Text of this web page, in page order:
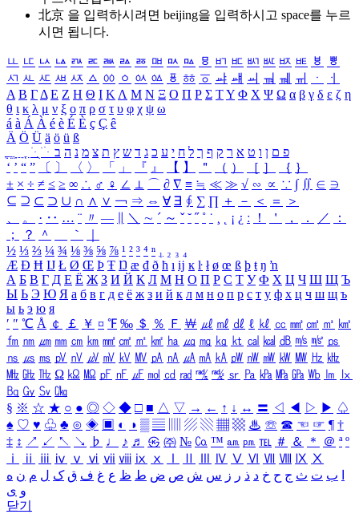
北京 을 입력하시려면 beijing을 입력하시고 space를 누르
시면 됩니다.
ㅥ ㅦ ㅧ ㅨ ㅩ ㅪ ㅫ ㅬ ㅭ ㅮ ㅯ ㅰ ㅱ ㅲ ㅳ ㅴ ㅵ ㅶ ㅷ ㅸ
ㅹ
ㅺ ㅻ ㅼ ㅽ ㅾ ㅿ ㆀ ㆁ ㆂ ㆃ ㆄ ㆅ ㆆ ㆇ ㆈ ㆉ ㆊ ㆋ ㆌ ㆍ
ㆎ
Α Β ΓΔ Ε Ζ Η Θ Ι ΚΛ Μ Ν Ξ Ο Π Ρ Σ ΤΥ Φ Χ Ψ Ω α β γ δ ε ζ η
θ ι κ λ μ ν ξ ο π ρ σ τ υ φ χ ψ ω
á à Á À é è É È ç Ç ê
Ä Ö Ü ä ö ü ß
ִֶֹ ֻּ ׁׂ פ ם ן ו ט א ר ק ף ך ל ח י ע כ ג ד ש ץ ת צ מ נ ה ב
‘ ’ “ ” 〔 〕 〈 〉 「 」 『 』 【 】 ＂ （ ） ［ ］ ｛ ｝
± × ÷ ≠ ≤ ≥ ∞ ∴ ♂ ♀ ∠ ⊥ ⌒ ∂ ∇ ≡ ≒ ≪ ≫ √ ∽ ∝ ∵ ∫ ∬ ∈ ∋
⊆ ⊇ ⊂ ⊃ ∪ ∩ ∧ ∨ ￢ ⇒ ⇔ ∀ ∃ ∮ ∑ ∏ ＋ － ＜ ＝
＞
、
。 · ‥ … ¨ 〃 ― ＼ ∼ ´ ～ ˇ ˘ ˝ ˚ ˙ ¸ ¡ ¿ ː ！ ＇ ， ． ／
：
；
？ ＾ ｀
½ ⅓ ⅔ ¼ ¾ ⅛ ⅜ ⅝ ⅞ ¹ ² ³ ⁴ ⁿ ₁ ₂ ₃ ₄
Æ Ð Ħ Ĳ Ł Ø Œ Þ Ŧ Ŋ æ đ ð ħ ı ĳ ĸ ŀ ł ø œ ß þ ŧ ŋ ŉ
А Б В Г Д Е Ё Ж З И Й К Л М Н О П Р С Т У Ф Х Ц Ч Ш Щ Ъ
Ы Ь Э Ю Я а б в г д е ё ж з и й к л м н о п р с т у ф х ц ч ш щ ъ
ы ь э ю я
′ ″ ℃ Å ￠ ￡ ￥ ¤ ℉ ‰ ＄ ％ Ｆ ￦ ㎕ ㎖ ㎗ ℓ ㎘ ㏄ ㎣ ㎤ ㎥ ㎦
㎙ ㎚ ㎛ ㎜ ㎝ ㎞ ㎟ ㎠ ㎡ ㎢ ㏊ ㎍ ㎎ ㎏ ㏏ ㎈ ㎉ ㏈ ㎧ ㎨ ㎰
㎱ ㎲ ㎳ ㎴ ㎵ ㎶ ㎷ ㎸ ㎹ ㎀ ㎁ ㎂ ㎃ ㎄ ㎺ ㎻ ㎽ ㎾ ㎿ ㎐ ㎑
㎒ ㎓ ㎔ Ω ㏀ ㏁ ㎊ ㎋ ㎌ ㏖ ㏅ ㎭ ㎮ ㎯ ㏛ ㎩ ㎪ ㎫ ㎬ ㏝ ㏐
㏓
㏃ ㏉ ㏜ ㏆
§ ※ ☆ ★ ○ ● ◎ ◇ ◆ □ ■ △ ▽ → ← ↑ ↓ ↔ 〓 ◁ ◀ ▷ ▶ ♤
♠ ♡ ♥ ♧ ♣ ⊙ ◈ ▣ ◐ ◑ ▒ ▤ ▨ ▧ ▦ ▩ ♨ ☏ ☎ ☜ ☞ ¶ †
‡ ↕ ↗ ↙ ↖ ↘ ♭ ♩ ♪ ♬ ㉿ ㈜ № ㏇ ™ ㏂ ㏘ ℡ ＃ ＆ ＊ ＠ ª º
ⅰ
ⅱ ⅲ ⅳ ⅴ ⅵ ⅶ ⅷ ⅸ ⅹ Ⅳ Ⅴ Ⅵ Ⅶ Ⅷ Ⅸ Ⅹ
ب ت ث ج ح خ د ذ ر ز س ش ص ض ط ظ ع غ ف ق ک ل م ن ه
و ی
닫기